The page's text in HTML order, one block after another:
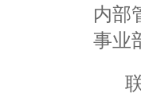
内部
事业